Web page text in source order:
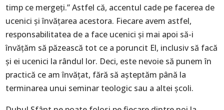
timp ce mergeţi.” Astfel că, accentul cade pe facerea de
ucenici şi învăţarea acestora. Fiecare avem astfel,
responsabilitatea de a face ucenici şi mai apoi să-i
învăţăm să păzească tot ce a poruncit El, inclusiv să facă
şi ei ucenici la rândul lor. Deci, este nevoie să punem în
practică ce am învăţat, fără să aşteptăm până la
terminarea unui seminar teologic sau a altei şcoli.